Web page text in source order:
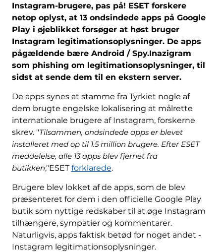
Instagram-brugere, pas på! ESET forskere
netop oplyst, at 13 ondsindede apps på Google
Play i øjeblikket forsøger at høst bruger
Instagram legitimationsoplysninger. De apps
pågældende bære Android / Spy.Inazigram
som phishing om legitimationsoplysninger, til
sidst at sende dem til en ekstern server.
De apps synes at stamme fra Tyrkiet nogle af
dem brugte engelske lokalisering at målrette
internationale brugere af Instagram, forskerne
skrev. "Tilsammen, ondsindede apps er blevet
installeret med op til 1.5 million brugere. Efter ESET
meddelelse, alle 13 apps blev fjernet fra
butikken,"ESETforklarede.
Brugere blev lokket af de apps, som de blev
præsenteret for dem i den officielle Google Play
butik som nyttige redskaber til at øge Instagram
tilhængere, sympatier og kommentarer.
Naturligvis, apps faktisk betød for noget andet -
Instagram legitimationsoplysninger.